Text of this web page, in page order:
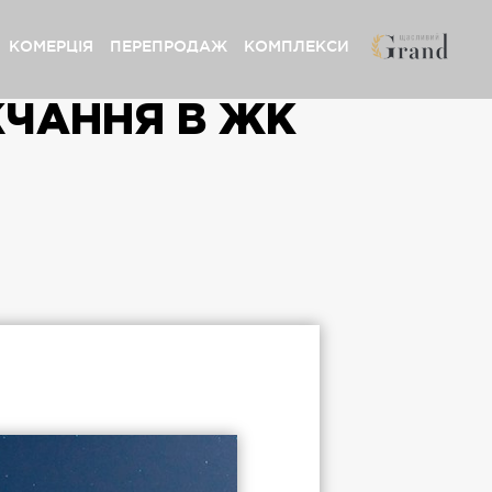
КОМЕРЦІЯ ПЕРЕПРОДАЖ КОМПЛЕКСИ
В ЖК